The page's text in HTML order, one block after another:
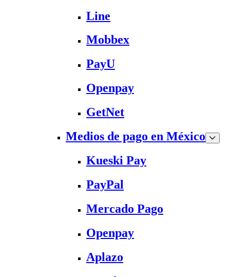
Line
Mobbex
PayU
Openpay
GetNet
Medios de pago en México
Kueski Pay
PayPal
Mercado Pago
Openpay
Aplazo